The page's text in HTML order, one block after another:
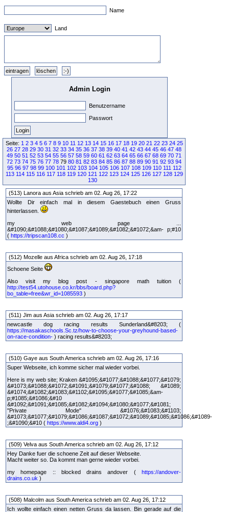
Name
Land
Admin Login
Benutzername
Passwort
Seite: 1 2 3 4 5 6 7 8 9 10 11 12 13 14 15 16 17 18 19 20 21 22 23 24 25
26 27 28 29 30 31 32 33 34 35 36 37 38 39 40 41 42 43 44 45 46 47 48
49 50 51 52 53 54 55 56 57 58 59 60 61 62 63 64 65 66 67 68 69 70 71
72 73 74 75 76 77 78 79 80 81 82 83 84 85 86 87 88 89 90 91 92 93 94
95 96 97 98 99 100 101 102 103 104 105 106 107 108 109 110 111 112
113 114 115 116 117 118 119 120 121 122 123 124 125 126 127 128 129
130
(513) Lanora aus Asia schrieb am 02. Aug 26, 17:22
Wollte Dir einfach mal in diesem Gaestebuch einen Gruss
hinterlassen.
my web page ...
&#1090;&#1088;&#1080;&#1087;&#1089;&#1082;&#1072;&am- p;#10
( https://tripscan108.cc )
(512) Mozelle aus Africa schrieb am 02. Aug 26, 17:18
Schoene Seite
Also visit my blog post - singapore math tuition (
http://test54.utohouse.co.kr/bbs/board.php?
bo_table=free&wr_id=1085593 )
(511) Jim aus Asia schrieb am 02. Aug 26, 17:17
newcastle dog racing results Sunderland&#8203; (
https://masakaschools.Sc.tz/how-to-choose-your-greyhound-based-
on-race-condition- ) racing results&#8203;
(510) Gaye aus South America schrieb am 02. Aug 26, 17:16
Super Webseite, ich komme sicher mal wieder vorbei.
Here is my web site; Kraken &#1095;&#1077;&#1088;&#1077;&#1079;
&#1073;&#1088;&#1072;&#1091;&#1079;&#1077;&#1088; &#1089;
&#1074;&#1082;&#1083;&#1102;&#1095;&#1077;&#1085;&am-
p;#1085;&#1086;&#10
&#1092;&#1091;&#1085;&#1082;&#1094;&#1080;&#1077;&#1081;
"Private Mode" &#1076;&#1083;&#1103;
&#1073;&#1077;&#1079;&#1086;&#1087;&#1072;&#1089;&#1085;&#1086;&#1089-
;&#1090;&#10 ( https://www.aldi4.org )
(509) Velva aus South America schrieb am 02. Aug 26, 17:12
Hey Danke fuer die schoene Zeit auf dieser Webseite.
Macht weiter so. Da kommt man gerne wieder vorbei.
my homepage :: blocked drains andover ( https://andover-
drains.co.uk )
(508) Malcolm aus South America schrieb am 02. Aug 26, 17:12
Ich wollte einfach einen netten Gruss da lassen. Bin gerade auf die